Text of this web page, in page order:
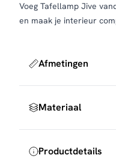
Voeg Tafellamp Jive
en maak je interieur
Afmetingen
Materiaal
Productdetails